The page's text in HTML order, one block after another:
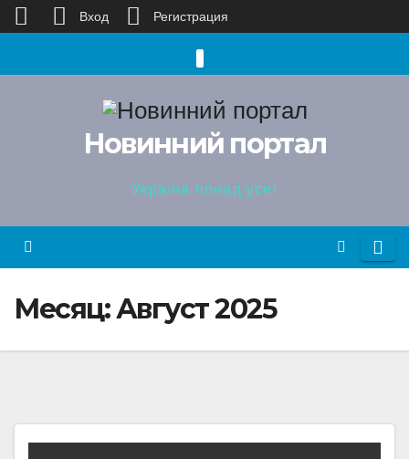
к
Новинний портал
Україна понад усе!
Месяц:Август 2025
Вход Регистрация